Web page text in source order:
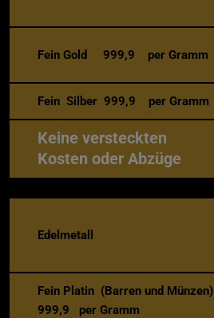
Fein Gold 999,9 per Gramm
Fein Silber 999,9 per Gramm
Keine versteckten
Kosten oder Abzüge
Edelmetall
Fein Platin (Barren und Münzen)
999,9 per Gramm